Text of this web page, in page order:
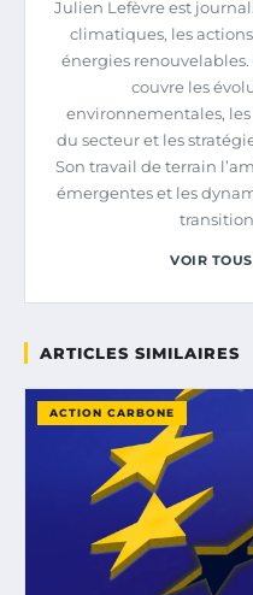
Julien Lefèvre est
climatiques, les
énergies
couvre les
environnementales,
du secteur et les
Son travail de terrain
émergentes et les
VOIR
ARTICLES SIMILAIRES
ACTION CARBONE